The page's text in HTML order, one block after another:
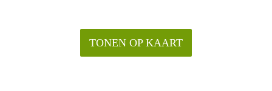
TONEN OP KAART